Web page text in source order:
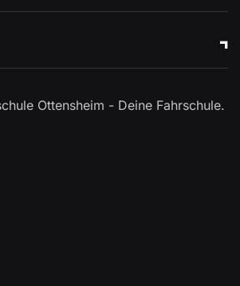
Ottensheim - Deine Fahrschule.